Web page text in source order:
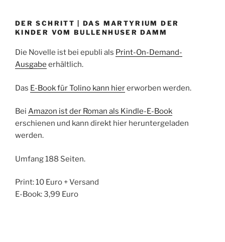
DER SCHRITT | DAS MARTYRIUM DER
KINDER VOM BULLENHUSER DAMM
Die Novelle ist bei epubli als Print-On-Demand-
Ausgabe erhältlich.
Das E-Book für Tolino kann hiererworben werden.
Bei Amazon ist der Roman als Kindle-E-Book
erschienen und kann direkt hier heruntergeladen
werden.
Umfang 188 Seiten.
Print: 10 Euro + Versand
E-Book: 3,99 Euro